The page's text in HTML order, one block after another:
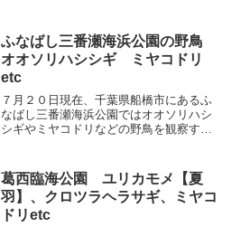
ふなばし三番瀬海浜公園の野鳥
オオソリハシシギ ミヤコドリ
etc
７月２０日現在、千葉県船橋市にあるふ
なばし三番瀬海浜公園ではオオソリハシ
シギやミヤコドリなどの野鳥を観察する
葛西臨海公園 ユリカモメ【夏
羽】、クロツラヘラサギ、ミヤコ
ドリetc